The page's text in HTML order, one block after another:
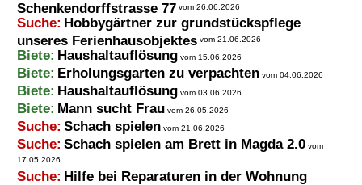
Schenkendorffstrasse 77 vom 26.06.2026
Suche: Hobbygärtner zur grundstückspflege
unseres Ferienhausobjektes vom 21.06.2026
Biete: Haushaltauflösung vom 15.06.2026
Biete: Erholungsgarten zu verpachten vom 04.06.2026
Biete: Haushaltauflösung vom 03.06.2026
Biete: Mann sucht Frau vom 26.05.2026
Suche: Schach spielen vom 21.06.2026
Suche: Schach spielen am Brett in Magda 2.0 vom
17.05.2026
Suche: Hilfe bei Reparaturen in der Wohnung